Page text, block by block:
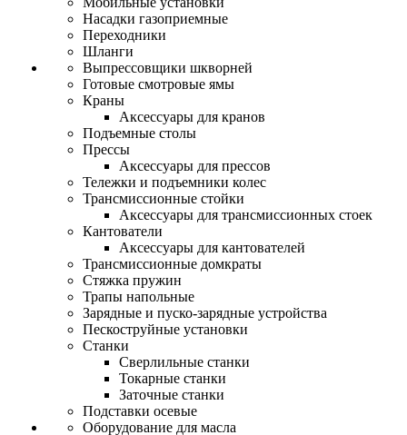
Насадки газоприемные
Переходники
Шланги
Выпрессовщики шкворней
Готовые смотровые ямы
Краны
Аксессуары для кранов
Подъемные столы
Прессы
Аксессуары для прессов
Тележки и подъемники колес
Трансмиссионные стойки
Аксессуары для трансмиссионных стоек
Кантователи
Аксессуары для кантователей
Трансмиссионные домкраты
Стяжка пружин
Трапы напольные
Зарядные и пуско-зарядные устройства
Пескоструйные установки
Станки
Сверлильные станки
Токарные станки
Заточные станки
Подставки осевые
Оборудование для масла